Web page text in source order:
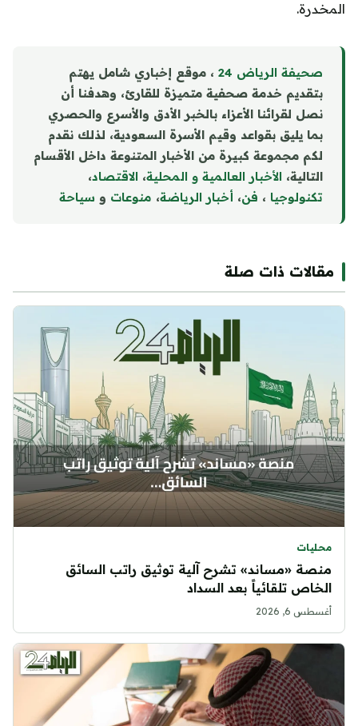
المخدرة.
صحيفة الرياض 24
، موقع إخباري شامل يهتم
بتقديم خدمة صحفية متميزة للقارئ، وهدفنا أن
نصل لقرائنا الأعزاء بالخبر الأدق والأسرع والحصري
بما يليق بقواعد وقيم الأسرة السعودية، لذلك نقدم
لكم مجموعة كبيرة من الأخبار المتنوعة داخل الأقسام
التالية، الأخبار العالمية و المحلية، الاقتصاد،
تكنولوجيا ، فن، أخبار الرياضة، منوعات و سياحة
مقالات ذات صلة
محليات
منصة «مساند» تشرح آلية توثيق راتب السائق
الخاص تلقائياً بعد السداد
أغسطس 6, 2026